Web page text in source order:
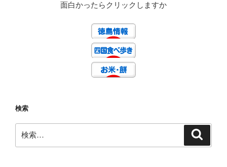
面白かったらクリックしますか
検索
索: